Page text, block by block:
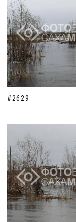
#2629